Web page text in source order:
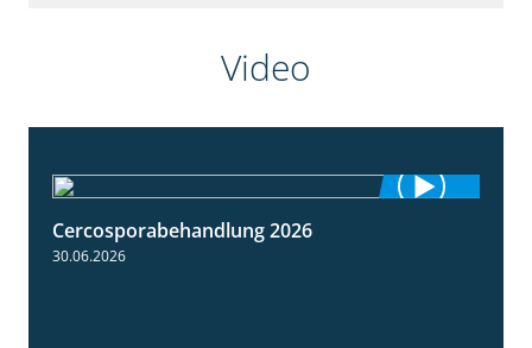
Video
Cercosporabehandlung 2026
30.06.2026